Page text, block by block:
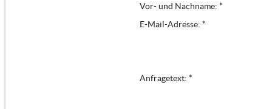
Vor- und Nachname: *
E-Mail-Adresse: *
Anfragetext: *